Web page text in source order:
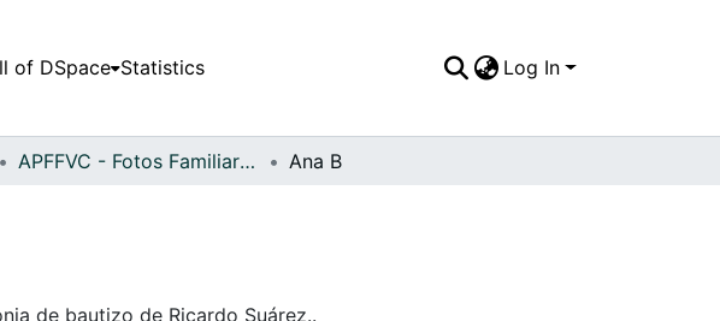
of DSpace Statistics Log In
APFFVC - Fotos Familiares - Patrimonial Ana B
de bautizo de Ricardo Suárez..